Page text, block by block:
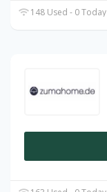
148 Used - 0 Today